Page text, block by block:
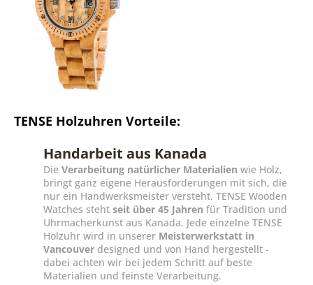
TENSE Holzuhren Vorteile:
Handarbeit aus Kanada
Die Verarbeitung natürlicher Materialien wie Holz,
bringt ganz eigene Herausforderungen mit sich, die
nur ein Handwerksmeister versteht. TENSE Wooden
Watches steht seit über 45 Jahren für Tradition und
Uhrmacherkunst aus Kanada. Jede einzelne TENSE
Holzuhr wird in unserer Meisterwerkstatt in
Vancouver designed und von Hand hergestellt -
dabei achten wir bei jedem Schritt auf beste
Materialien und feinste Verarbeitung.